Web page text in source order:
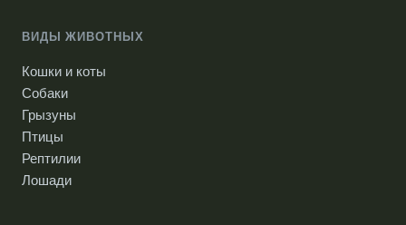
ВИДЫ ЖИВОТНЫХ
Кошки и коты
Собаки
Грызуны
Птицы
Рептилии
Лошади